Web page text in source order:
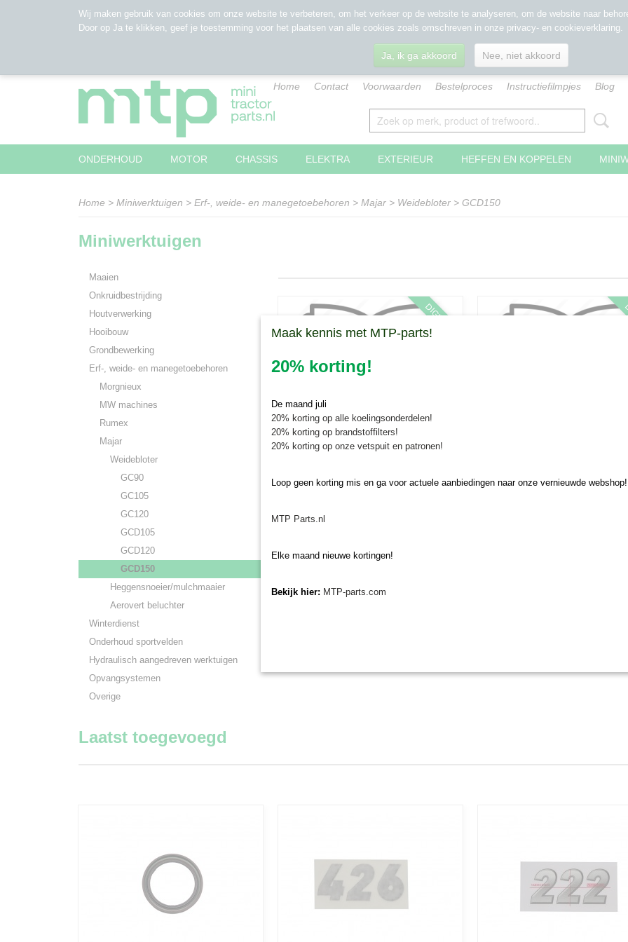
Home Contact Voorwaarden Bestelproces Instructiefilmpjes Blog
ONDERHOUD MOTOR CHASSIS ELEKTRA EXTERIEUR HEFFEN EN KOPPELEN
Home > Miniwerktuigen > Erf-, weide- en manegetoebehoren > Majar > Weidebloter > GCD150
Miniwerktuigen
Maaien
Onkruidbestrijding
Houtverwerking
Hooibouw
Grondbewerking
Erf-, weide- en manegetoebehoren
Morgnieux
MW machines
Rumex
Majar
Weidebloter
GC90
GC105
GC120
GCD105
GCD120
GCD150
Heggensnoeier/mulchmaaier
Aerovert beluchter
Winterdienst
Onderhoud sportvelden
Hydraulisch aangedreven werktuigen
Opvangsystemen
Overige
DIGITAAL
webshop? Download dan…
webshop? Download dan…
Laatst toegevoegd
Wij maken gebruik van cookies om onze website te verbeteren, om het verkeer op de website te analyseren, om de website naar
Door op Ja te klikken, geef je toestemming voor het plaatsen van alle cookies zoals omschreven in onze privacy- en cookieverklaring.
Ja, ik ga akkoord Nee, niet akkoord
Maak kennis met MTP-parts!
20% korting!
De maand juli
20% korting op alle koelingsonderdelen!
20% korting op brandstoffilters!
20% korting op onze vetspuit en patronen!
Loop geen korting mis en ga voor actuele aanbiedingen naar onze vernieuwde webshop!
MTP Parts.nl
Elke maand nieuwe kortingen!
Bekijk hier: MTP-parts.com